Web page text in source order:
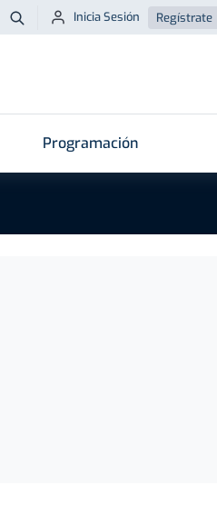
Buscar
Inicia Sesión Regístrate
Programación